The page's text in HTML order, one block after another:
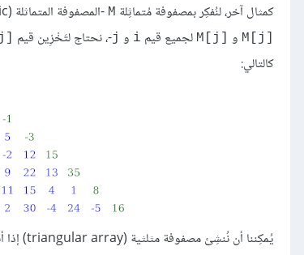
كمثال آخر، لنُفكِر بمصفوفة مُتماثِلة M -المصفوفة المتماثلة (symmetric) عبارة عن مصفوفة ثنائية البعد يَتساوَى عدد صفوفها مع عدد أعمدتها كما تَتَساوَى قيم
M[j]‎ و M[j]‎ لجميع قيم i و j-، نحتاج لتَخْزِين قيم
كالتالي:
يُمكِننا أن نُنشِئ مصفوفة مثلثية (triangular array) إذا أنشأنا كل صف على حدى. تُنشِئ الشيفرة التالية مصفوفة مثلثية 7x7 من النوع